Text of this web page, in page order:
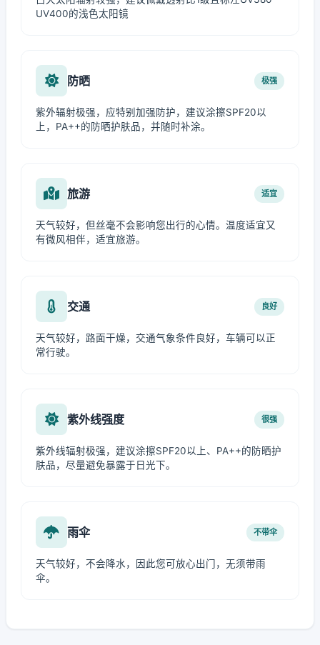
UV400的浅色太阳镜
防晒 极强
紫外辐射极强，应特别加强防护，建议涂擦SPF20以
上，PA++的防晒护肤品，并随时补涂。
旅游 适宜
天气较好，但丝毫不会影响您出行的心情。温度适宜又
有微风相伴，适宜旅游。
交通 良好
天气较好，路面干燥，交通气象条件良好，车辆可以正
常行驶。
紫外线强度 很强
紫外线辐射极强，建议涂擦SPF20以上、PA++的防晒护
肤品，尽量避免暴露于日光下。
雨伞 不带伞
天气较好，不会降水，因此您可放心出门，无须带雨
伞。